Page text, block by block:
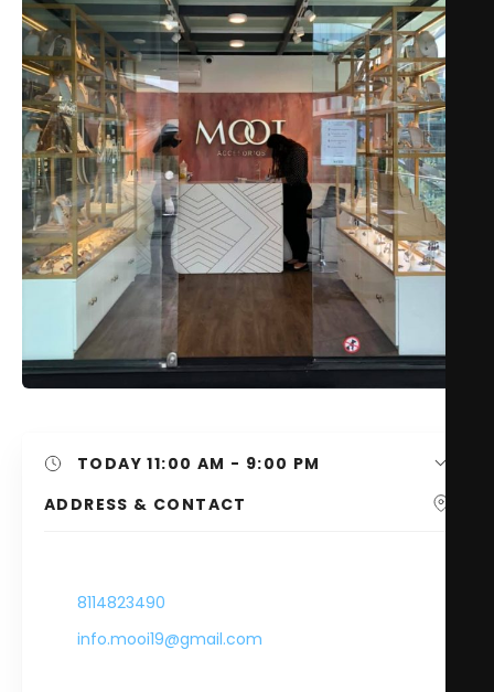
TODAY11:00 AM - 9:00 PM
ADDRESS & CONTACT
8114823490
info.mooi19@gmail.com